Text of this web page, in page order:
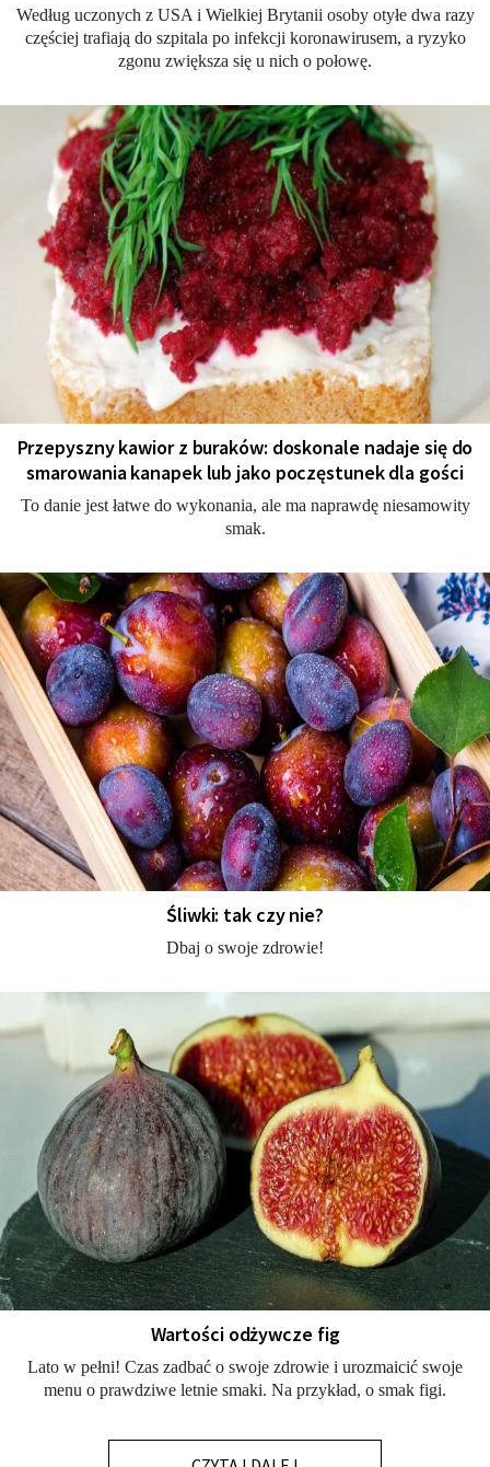
Według uczonych z USA i Wielkiej Brytanii osoby otyłe dwa razy
częściej trafiają do szpitala po infekcji koronawirusem, a ryzyko
zgonu zwiększa się u nich o połowę.
Przepyszny kawior z buraków: doskonale nadaje się do
smarowania kanapek lub jako poczęstunek dla gości
To danie jest łatwe do wykonania, ale ma naprawdę niesamowity
smak.
Śliwki: tak czy nie?
Dbaj o swoje zdrowie!
Wartości odżywcze fig
Lato w pełni! Czas zadbać o swoje zdrowie i urozmaicić swoje
menu o prawdziwe letnie smaki. Na przykład, o smak figi.